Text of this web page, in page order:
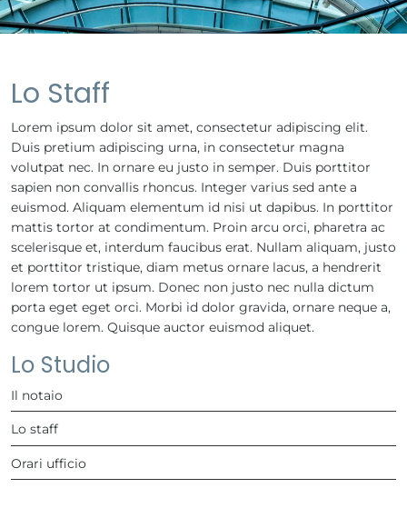
Lo Staff
Lorem ipsum dolor sit amet, consectetur adipiscing elit.
Duis pretium adipiscing urna, in consectetur magna
volutpat nec. In ornare eu justo in semper. Duis porttitor
sapien non convallis rhoncus. Integer varius sed ante a
euismod. Aliquam elementum id nisi ut dapibus. In porttitor
mattis tortor at condimentum. Proin arcu orci, pharetra ac
scelerisque et, interdum faucibus erat. Nullam aliquam, justo
et porttitor tristique, diam metus ornare lacus, a hendrerit
lorem tortor ut ipsum. Donec non justo nec nulla dictum
porta eget eget orci. Morbi id dolor gravida, ornare neque a,
congue lorem. Quisque auctor euismod aliquet.
Lo Studio
Il notaio
Lo staff
Orari ufficio